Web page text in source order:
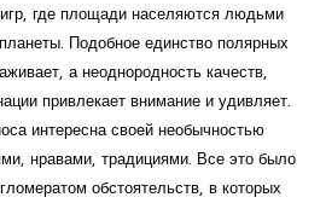
где площади населяются людьми
Подобное единство полярных
а неоднородность качеств,
привлекает внимание и удивляет.
интересна своей необычностью
нравами, традициями. Все это было
обстоятельств, в которых